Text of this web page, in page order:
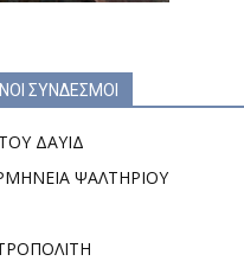
ΣΥΝΔΕΣΜΟΙ
ΔΑΥΙΔ
ΨΑΛΤΗΡΙΟΥ